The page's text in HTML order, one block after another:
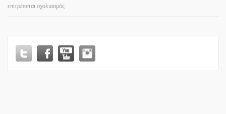
επιτρέπεται σχολιασμόςστο
ΕΚΠΟΜΠΗ
“ΑΠΟΔΕΛΤΙΩΣΗ”!